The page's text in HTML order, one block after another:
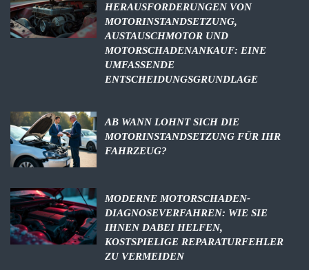
HERAUSFORDERUNGEN VON
MOTORINSTANDSETZUNG,
AUSTAUSCHMOTOR UND
MOTORSCHADENANKAUF: EINE
UMFASSENDE
ENTSCHEIDUNGSGRUNDLAGE
AB WANN LOHNT SICH DIE
MOTORINSTANDSETZUNG FÜR IHR
FAHRZEUG?
MODERNE MOTORSCHADEN-
DIAGNOSEVERFAHREN: WIE SIE
IHNEN DABEI HELFEN,
KOSTSPIELIGE REPARATURFEHLER
ZU VERMEIDEN